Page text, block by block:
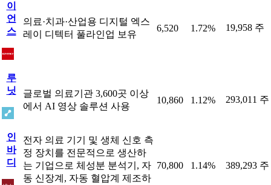
이
언
스
의료·치과·산업용 디지털 엑스
레이 디텍터 풀라인업 보유
6,520 1.72% 19,958 주
루
닛
글로벌 의료기관 3,600곳 이상
에서 AI 영상 솔루션 사용
10,860 1.12% 293,011 주
인
바
디
전자 의료 기기 및 생체 신호 측
정 장치를 전문적으로 생산하
는 기업으로 체성분 분석기, 자
동 신장계, 자동 혈압계 제조하
70,800 1.14% 389,293 주